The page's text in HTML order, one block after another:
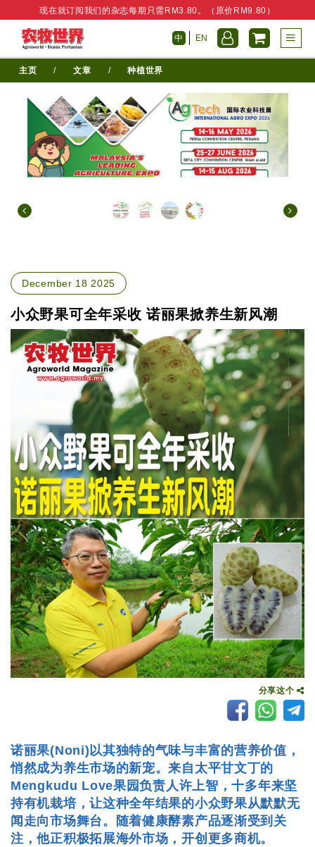
现在就订阅我们的杂志每期只需RM3.80。（原价RM9.80）
中 EN
主页 / 文章 / 种植世界
December 18 2025
小众野果可全年采收 诺丽果掀养生新风潮
分享这个
诺丽果(Noni)以其独特的气味与丰富的营养价值，
悄然成为养生市场的新宠。来自太平甘文丁的
Mengkudu Love果园负责人许上智，十多年来坚
持有机栽培，让这种全年结果的小众野果从默默无
闻走向市场舞台。随着健康酵素产品逐渐受到关
注，他正积极拓展海外市场，开创更多商机。